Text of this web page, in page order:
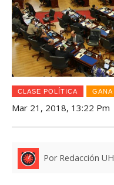
CLASE POLÍTICA GANA
Mar 21, 2018, 13:22 Pm
Por Redacción UH